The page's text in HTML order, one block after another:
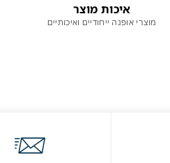
איכות מוצר
מוצרי אופנה ייחודיים ואיכותיים